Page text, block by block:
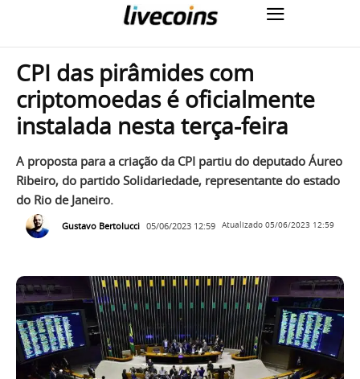
CPI das pirâmides com
criptomoedas é oficialmente
instalada nesta terça-feira
A proposta para a criação da CPI partiu do deputado Áureo
Ribeiro, do partido Solidariedade, representante do estado
do Rio de Janeiro.
Gustavo Bertolucci 05/06/2023 12:59 Atualizado 05/06/2023 12:59